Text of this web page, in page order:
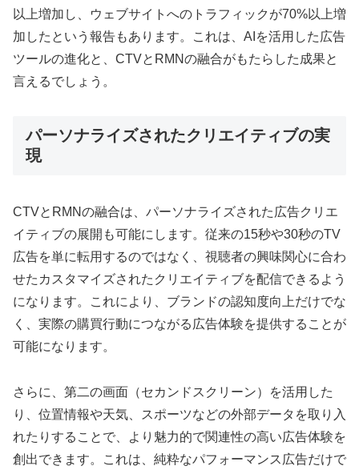
以上増加し、ウェブサイトへのトラフィックが70%以上増
加したという報告もあります。これは、AIを活用した広告
ツールの進化と、CTVとRMNの融合がもたらした成果と
言えるでしょう。
パーソナライズされたクリエイティブの実
現
CTVとRMNの融合は、パーソナライズされた広告クリエ
イティブの展開も可能にします。従来の15秒や30秒のTV
広告を単に転用するのではなく、視聴者の興味関心に合わ
せたカスタマイズされたクリエイティブを配信できるよう
になります。これにより、ブランドの認知度向上だけでな
く、実際の購買行動につながる広告体験を提供することが
可能になります。
さらに、第二の画面（セカンドスクリーン）を活用した
り、位置情報や天気、スポーツなどの外部データを取り入
れたりすることで、より魅力的で関連性の高い広告体験を
創出できます。これは、純粋なパフォーマンス広告だけで